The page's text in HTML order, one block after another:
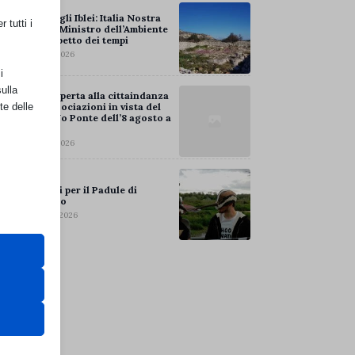
Parco degli Iblei: Italia Nostra
scrive al Ministro dell’Ambiente
per il rispetto dei tempi
Ago 3, 2026
Lettera aperta alla cittaindanza
e alle associazioni in vista del
Corteo No Ponte dell’8 agosto a
Ago 3, 2026
Tempi bui per il Padule di
Fucecchio
Lug 31, 2026
tutti i
delle
loro